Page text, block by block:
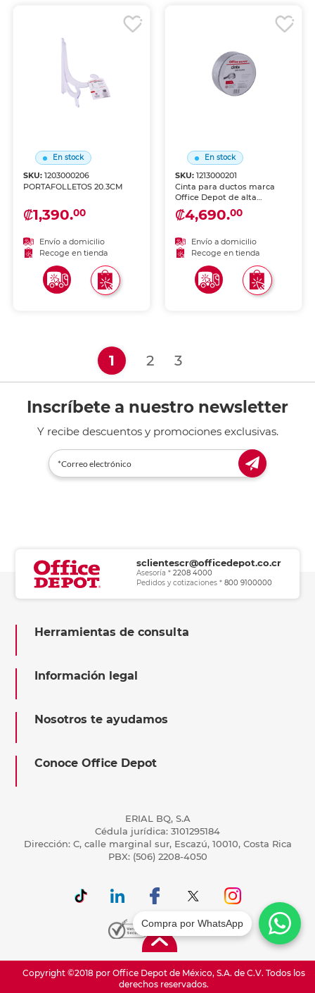
En stock
SKU:1203000206
PORTAFOLLETOS 20.3CM
₡1,390.00
Envío a domicilio
Recoge en tienda
En stock
SKU: 1213000201
Cinta para ductos marca
Office Depot de alta
resistencia. Adhesión fuerte
sobre tuberías, metal, lona y
Reparaciones rápidas,
sellado y refuerzo en hogar,
taller y campo.
₡4,690.00
Envío a domicilio
Recoge en tienda
1 (current)
2 3
Inscríbete a nuestro newsletter
Y recibe descuentos y promociones exclusivas.
sclientescr@officedepot.co.cr
Asesoría *2208 4000
Pedidos y cotizaciones *800 9100000
Herramientas de consulta
Información legal
Nosotros te ayudamos
Conoce Office Depot
ERIAL BQ, S.A
Cédula jurídica: 3101295184
Dirección: C, calle marginal sur, Escazú, 10010, Costa Rica
PBX: (506) 2208-4050
Copyright ©2018 por Office Depot de México, S.A. de C.V. Todos los
derechos reservados.
Compra por WhatsApp